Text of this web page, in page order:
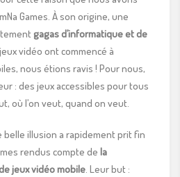
Games. À son origine, une
gagas d’informatique et de
vidéo ont commencé à
nous étions ravis ! Pour nous,
: des jeux accessibles pour tous
où l’on veut, quand on veut.
illusion a rapidement prit fin
rendus compte de la
jeux vidéo mobile . Leur but :